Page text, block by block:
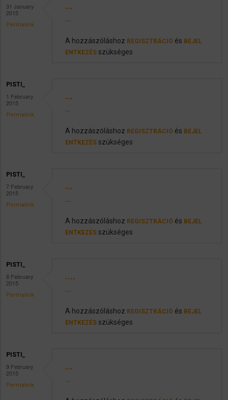
31 January
2015
Permalink
...
....
A hozzászóláshoz REGISZTRÁCIÓ és BEJEL
ENTKEZÉS szükséges
PISTI_
1 February
2015
Permalink
...
...
A hozzászóláshoz REGISZTRÁCIÓ és BEJEL
ENTKEZÉS szükséges
PISTI_
7 February
2015
Permalink
...
....
A hozzászóláshoz REGISZTRÁCIÓ és BEJEL
ENTKEZÉS szükséges
PISTI_
8 February
2015
Permalink
....
....
A hozzászóláshoz REGISZTRÁCIÓ és BEJEL
ENTKEZÉS szükséges
PISTI_
9 February
2015
Permalink
...
...